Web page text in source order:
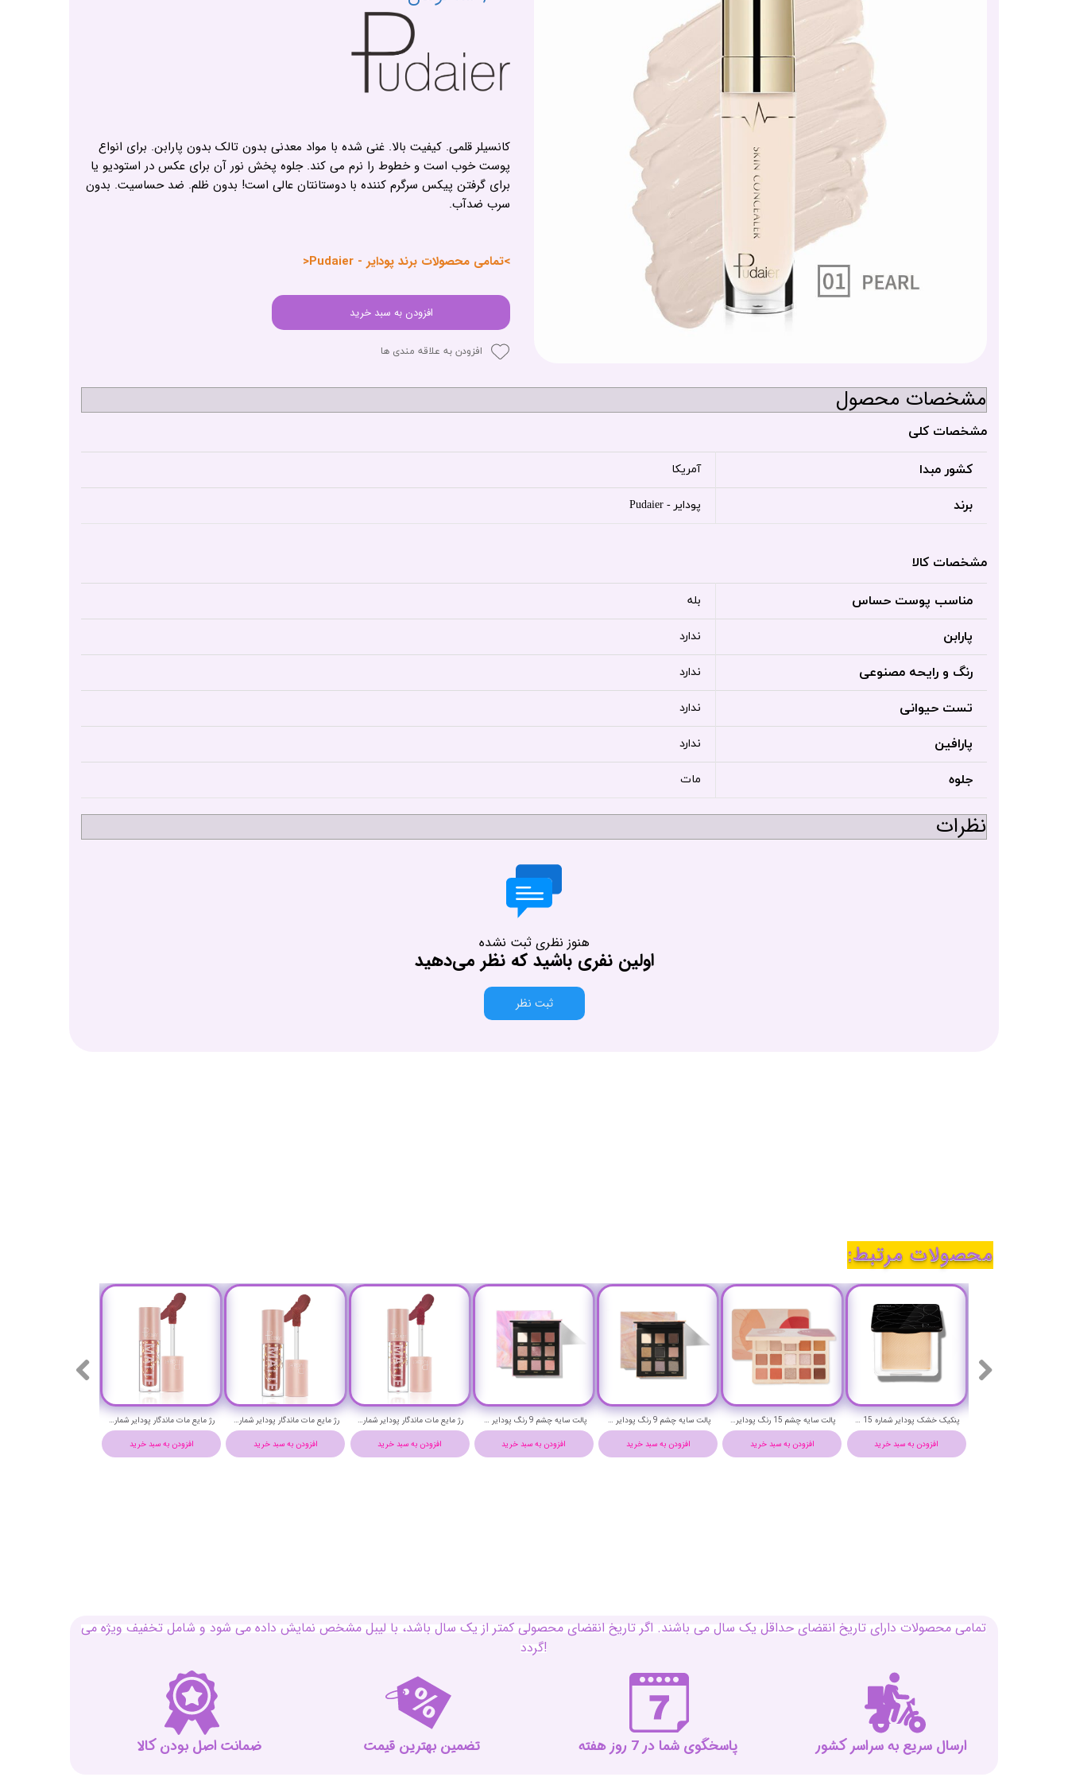
کانسیلر قلمی. کیفیت بالا. غنی شده با مواد معدنی بدون تالک بدون پارابن. برای انواع
پوست خوب است و خطوط را نرم می کند. جلوه پخش نور آن برای عکس در استودیو یا
برای گرفتن پیکس سرگرم کننده با دوستانتان عالی است! بدون ظلم. ضد حساسیت. بدون
سرب ضدآب.
>تمامی محصولات برند پودایر - Pudaier<
افزودن به سبد خرید
افزودن به علاقه مندی ها
مشخصات محصول
مشخصات کلی
کشور مبدا آمریکا
برند پودایر - Pudaier
مشخصات کالا
مناسب پوست حساس بله
پارابن ندارد
رنگ و رایحه مصنوعی ندارد
تست حیوانی ندارد
پارافین ندارد
جلوه مات
نظرات
هنوز نظری ثبت نشده
اولین نفری باشید که نظر می‌دهید
ثبت نظر
رژ مایع مات ماندگار پودایر شماره 2 - Pudaier matte lip fluid
افزودن به سبد خرید
رژ مایع مات ماندگار پودایر شماره 3 - Pudaier matte lip fluid
افزودن به سبد خرید
رژ مایع مات ماندگار پودایر شماره 4 - Pudaier matte lip fluid
افزودن به سبد خرید
پالت سایه چشم 9 رنگ پودایر مدل Polar light
افزودن به سبد خرید
پالت سایه چشم 9 رنگ پودایر مدل Rock Stratum
افزودن به سبد خرید
پالت سایه چشم 15 رنگ پودایر مدل Sweet Orange
افزودن به سبد خرید
پنکیک خشک پودایر شماره 15 - Pudaier compact powder
افزودن به سبد خرید
محصولات مرتبط:
تمامی محصولات دارای تاریخ انقضای حداقل یک سال می باشند. اگر تاریخ انقضای محصولی کمتر از یک سال باشد، با لیبل مشخص نمایش داده می شود و شامل تخفیف ویژه می
گردد!
ضمانت اصل بودن کالا تضمین بهترین قیمت پاسخگوی شما در 7 روز هفته ارسال سریع به سراسر کشور